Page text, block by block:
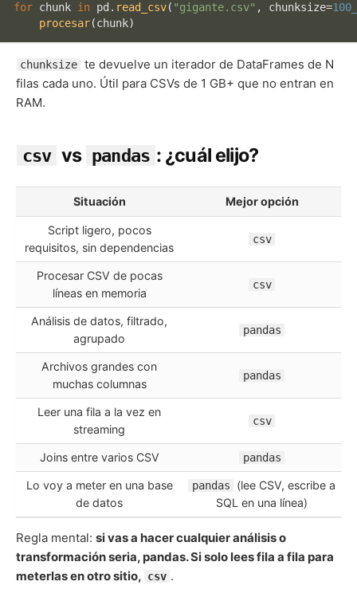
for chunk in pd. read_csv( "gigante.csv" , chunksize=
procesar
chunksize te devuelve un iterador de DataFrames de N
filas cada uno. Útil para CSVs de 1 GB+ que no entran en
RAM.
csv vs pandas : ¿cuál elijo?
Situación Mejor opción
Script ligero, pocos
requisitos, sin dependencias
csv
Procesar CSV de pocas
líneas en memoria
csv
Análisis de datos, filtrado,
agrupado
pandas
Archivos grandes con
muchas columnas
pandas
Leer una fila a la vez en
streaming
csv
Joins entre varios CSV pandas
Lo voy a meter en una base
de datos
pandas
(lee CSV, escribe a
SQL en una línea)
Regla mental: si vas a hacer cualquier análisis o
transformación seria, pandas. Si solo lees fila a fila para
meterlas en otro sitio, csv .